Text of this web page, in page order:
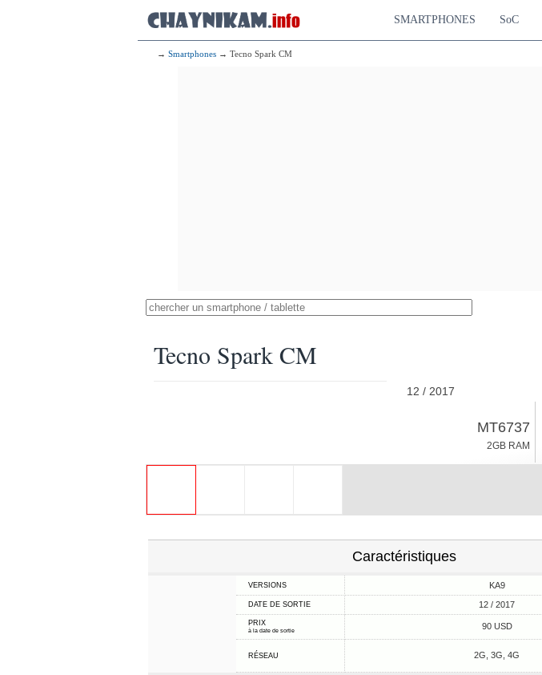
SMARTPHONES SoC
→ Smartphones → Tecno Spark CM
Tecno Spark CM
12 / 2017
MT6737
2GB RAM
Caractéristiques
VERSIONS KA9
DATE DE SORTIE 12 / 2017
PRIX
à la date de sortie 90 USD
RÉSEAU 2G, 3G, 4G